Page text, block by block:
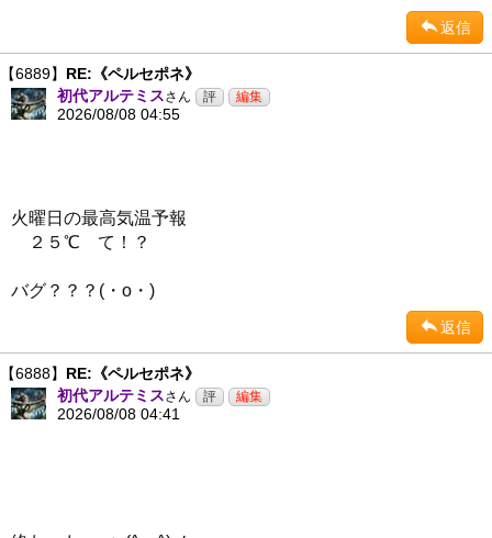
返信
【6889】 RE:《ペルセポネ》
初代アルテミスさん
2026/08/08 04:55
火曜日の最高気温予報
２５℃ て！？
バグ？？？(・ο・)
返信
【6888】 RE:《ペルセポネ》
初代アルテミスさん
2026/08/08 04:41